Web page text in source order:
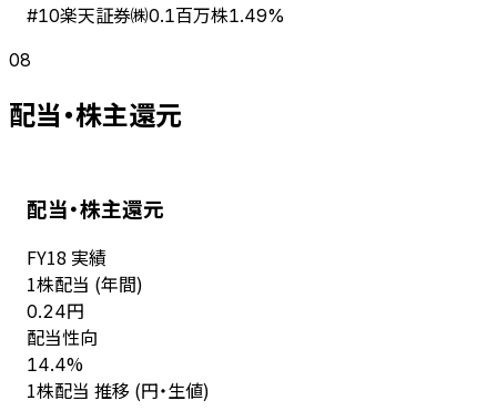
#10楽天証券㈱0.1百万株1.49%
08
配当・株主還元
配当・株主還元
FY18 実績
1株配当 (年間)
0.24円
配当性向
14.4%
1株配当 推移 (円・生値)